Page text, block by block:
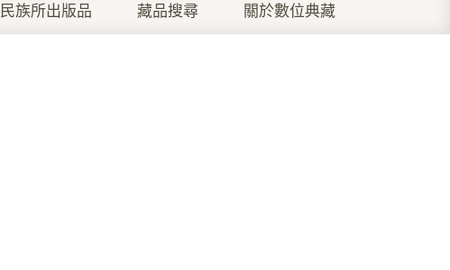
民族所出版品 藏品搜尋 關於數位典藏